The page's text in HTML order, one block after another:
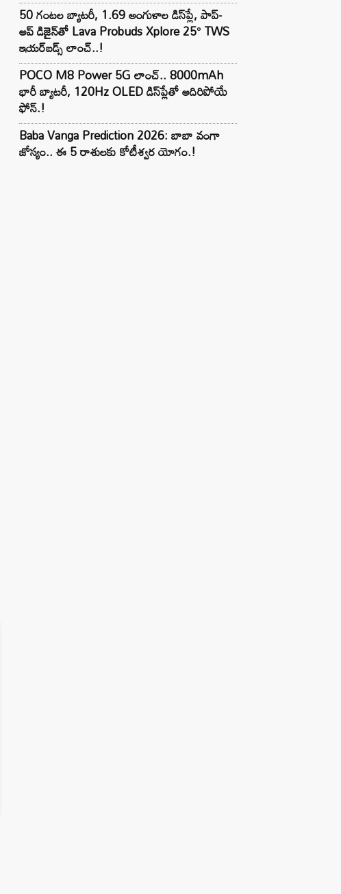
50 గంటల బ్యాటరీ, 1.69 అంగుళాల డిస్‌ప్లే, పాప్-
అప్ డిజైన్‌తో Lava Probuds Xplore 25° TWS
ఇయర్‌బడ్స్ లాంచ్..!
POCO M8 Power 5G లాంచ్.. 8000mAh
భారీ బ్యాటరీ, 120Hz OLED డిస్‌ప్లేతో అదిరిపోయే
ఫోన్.!
Baba Vanga Prediction 2026: బాబా వంగా
జోస్యం.. ఈ 5 రాశులకు కోటీశ్వర యోగం.!